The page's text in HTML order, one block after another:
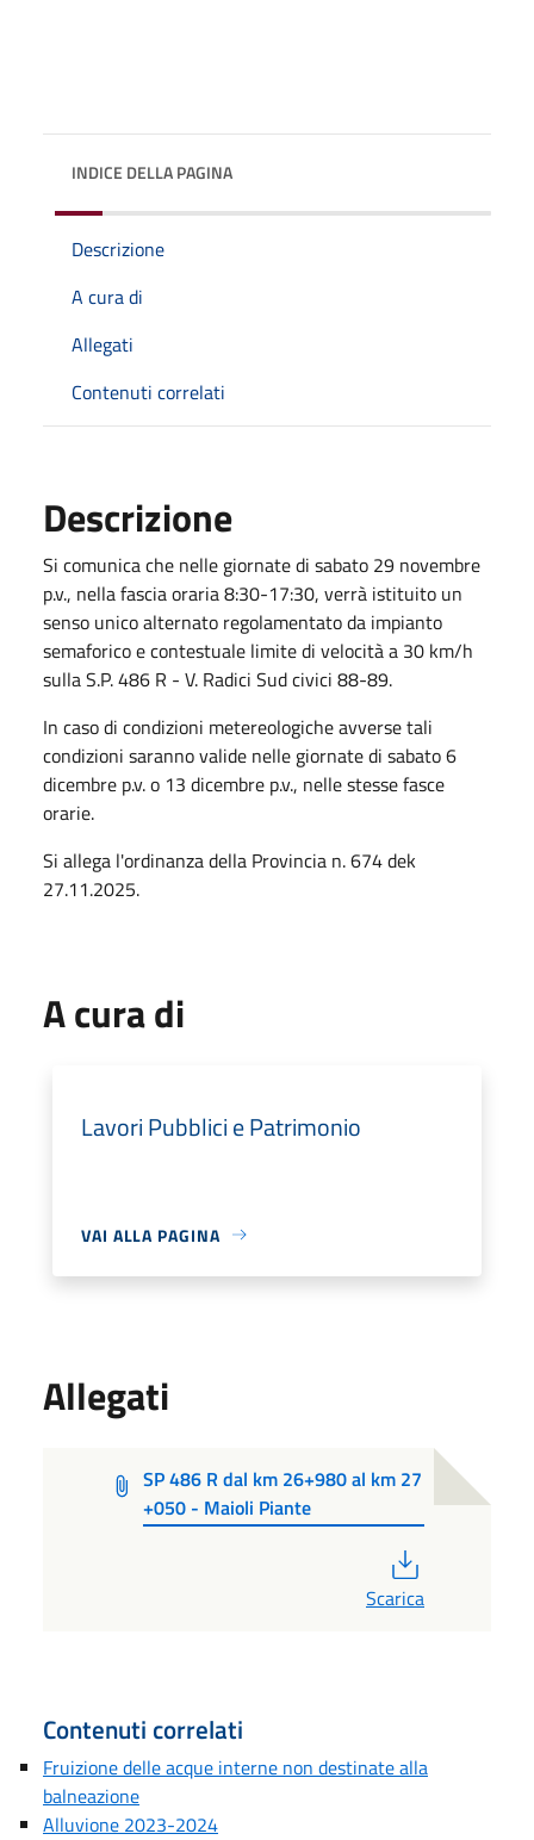
INDICE DELLA PAGINA
Descrizione
A cura di
Allegati
Contenuti correlati
Descrizione
Si comunica che nelle giornate di sabato 29 novembre
p.v., nella fascia oraria 8:30-17:30, verrà istituito un
senso unico alternato regolamentato da impianto
semaforico e contestuale limite di velocità a 30 km/h
sulla S.P. 486 R - V. Radici Sud civici 88-89.
In caso di condizioni metereologiche avverse tali
condizioni saranno valide nelle giornate di sabato 6
dicembre p.v. o 13 dicembre p.v., nelle stesse fasce
orarie.
Si allega l'ordinanza della Provincia n. 674 dek
27.11.2025.
A cura di
Lavori Pubblici e Patrimonio
VAI ALLA PAGINA
Allegati
SP 486 R dal km 26+980 al km 27
+050 - Maioli Piante
Scarica
Contenuti correlati
Fruizione delle acque interne non destinate alla
balneazione
Alluvione 2023-2024